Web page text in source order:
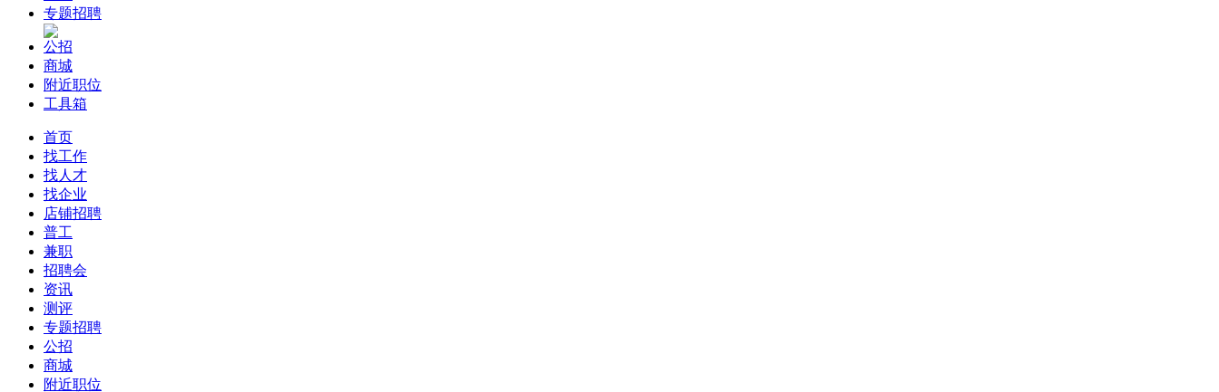
专题招聘
公招
商城
附近职位
工具箱
首页
找工作
找人才
找企业
店铺招聘
普工
兼职
招聘会
资讯
测评
专题招聘
公招
商城
附近职位